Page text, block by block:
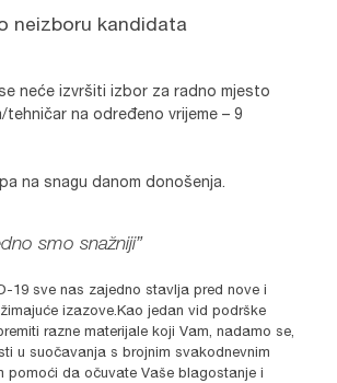
neizboru kandidata
neće izvršiti izbor za radno mjesto
na određeno vrijeme – 9
na snagu danom donošenja.
smo snažniji”
19 sve nas zajedno stavlja pred nove i
izazove.Kao jedan vid podrške
razne materijale koji Vam, nadamo se,
u suočavanja s brojnim svakodnevnim
pomoći da očuvate Vaše blagostanje i